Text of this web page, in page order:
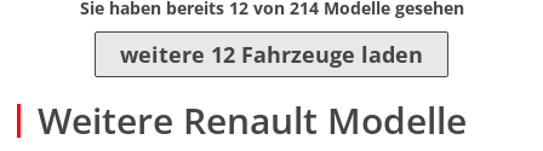
Sie haben bereits 12von 214Modelle gesehen
weitere 12 Fahrzeuge laden
Weitere Renault Modelle